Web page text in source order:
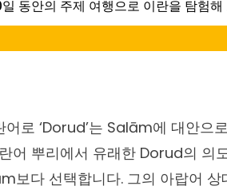
일 동안의 주제 여행으로 이란을 탐험
로 ‘Dorud’는 Salām에 대안으
어 뿌리에서 유래한 Dorud의 의
보다 선택합니다. 그의 아랍어